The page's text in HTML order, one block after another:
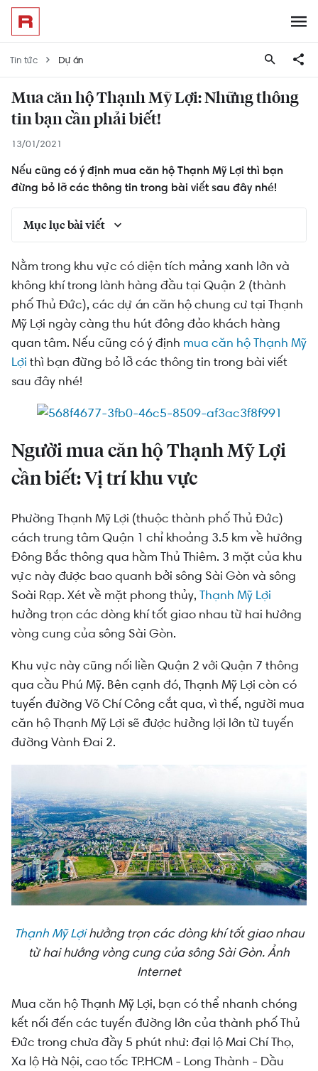
Tin tức Dự án
Mua căn hộ Thạnh Mỹ Lợi: Những thông
tin bạn cần phải biết!
13/01/2021
Nếu cũng có ý định mua căn hộ Thạnh Mỹ Lợi thì bạn
đừng bỏ lỡ các thông tin trong bài viết sau đây nhé!
Mục lục bài viết
khu vực
Người mua căn hộ Thạnh Mỹ Lợi cần biết: Môi
trường sống
Người mua căn hộ Thạnh Mỹ Lợi cần biết: Các
tiện ích nổi bật
Người mua căn hộ Thạnh Mỹ Lợi cần biết: Các
dự án căn hộ nổi bật và giá bán
Nằm trong khu vực có diện tích mảng xanh lớn và
không khí trong lành hàng đầu tại Quận 2 (thành
phố Thủ Đức), các dự án căn hộ chung cư tại Thạnh
Mỹ Lợi ngày càng thu hút đông đảo khách hàng
quan tâm. Nếu cũng có ý định mua căn hộ Thạnh Mỹ
Lợi thì bạn đừng bỏ lỡ các thông tin trong bài viết
sau đây nhé!
Người mua căn hộ Thạnh Mỹ Lợi
cần biết: Vị trí khu vực
Phường Thạnh Mỹ Lợi (thuộc thành phố Thủ Đức)
cách trung tâm Quận 1 chỉ khoảng 3.5 km về hướng
Đông Bắc thông qua hầm Thủ Thiêm. 3 mặt của khu
vực này được bao quanh bởi sông Sài Gòn và sông
Soài Rạp. Xét về mặt phong thủy, Thạnh Mỹ Lợi
hưởng trọn các dòng khí tốt giao nhau từ hai hướng
vòng cung của sông Sài Gòn.
Khu vực này cũng nối liền Quận 2 với Quận 7 thông
qua cầu Phú Mỹ. Bên cạnh đó, Thạnh Mỹ Lợi còn có
tuyến đường Võ Chí Công cắt qua, vì thế, người mua
căn hộ Thạnh Mỹ Lợi sẽ được hưởng lợi lớn từ tuyến
đường Vành Đai 2.
Thạnh Mỹ Lợihưởng trọn các dòng khí tốt giao nhau
từ hai hướng vòng cung của sông Sài Gòn. Ảnh
Internet
Mua căn hộ Thạnh Mỹ Lợi, bạn có thể nhanh chóng
kết nối đến các tuyến đường lớn của thành phố Thủ
Đức trong chưa đầy 5 phút như: đại lộ Mai Chí Thọ,
Xa lộ Hà Nội, cao tốc TP.HCM - Long Thành - Dầu